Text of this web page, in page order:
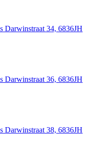
Darwinstraat 34, 6836JH
Darwinstraat 36, 6836JH
Darwinstraat 38, 6836JH